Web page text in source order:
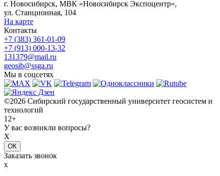
г. Новосибирск, МВК «Новосибирск Экспоцентр»,
ул. Станционная, 104
На карте
Контакты
+7 (383) 361-01-09
+7 (913) 000-13-32
131379@mail.ru
geosib@ssga.ru
Мы в соцсетях
©2026 Сибирский государственный университет геосистем и
технологий
12+
У вас возникли вопросы?
X
ОК
Заказать звонок
x